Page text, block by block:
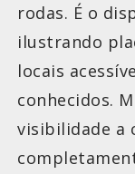
rodas. É o
ilustrando
locais
conhecidos.
visibilidade a